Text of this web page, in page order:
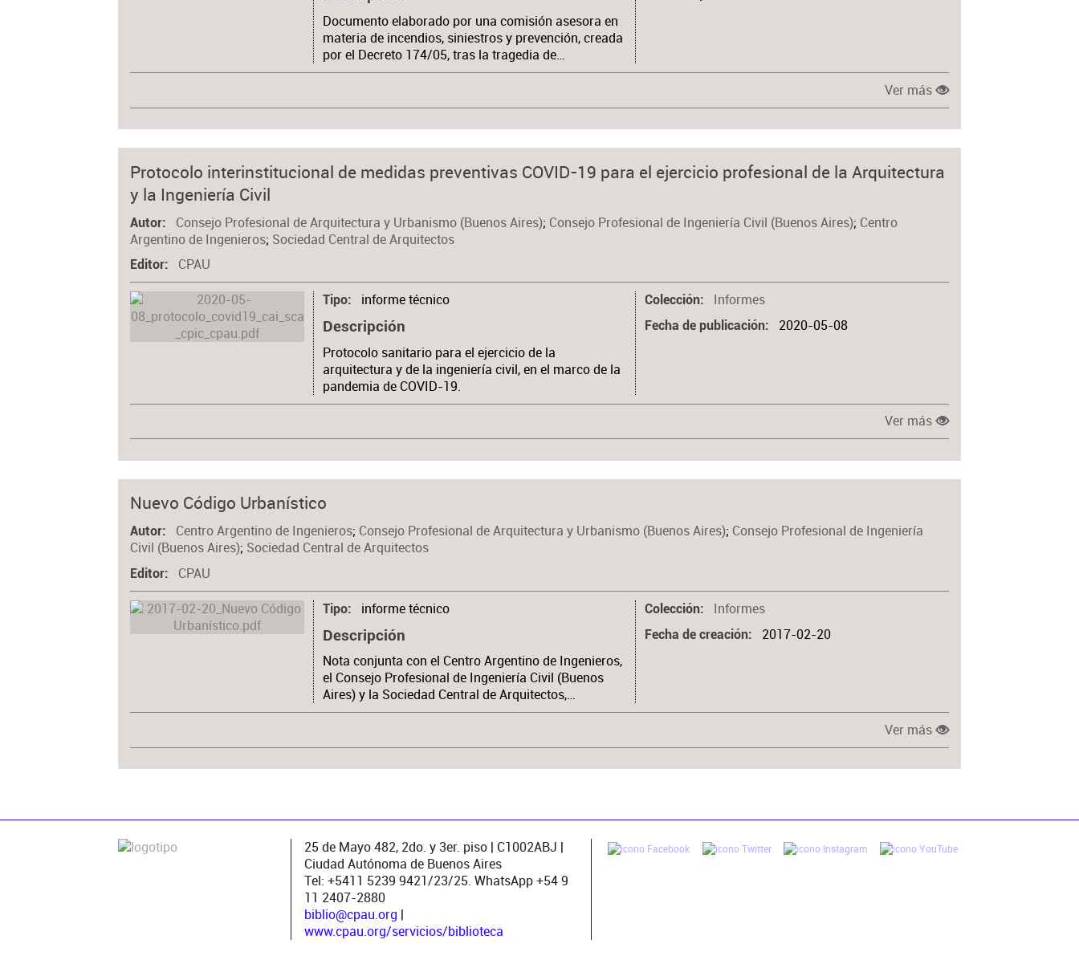
Documento elaborado por una comisión asesora en
materia de incendios, siniestros y prevención, creada
por el Decreto 174/05, tras la tragedia de…
Ver más
Protocolo interinstitucional de medidas preventivas COVID-19 para el ejercicio profesional de la Arquitectura
y la Ingeniería Civil
Autor Consejo Profesional de Arquitectura y Urbanismo (Buenos Aires); Consejo Profesional de Ingeniería Civil (Buenos Aires); Centro
Argentino de Ingenieros; Sociedad Central de Arquitectos
Editor CPAU
Tipo informe técnico
Descripción
Protocolo sanitario para el ejercicio de la
arquitectura y de la ingeniería civil, en el marco de la
pandemia de COVID-19.
Colección Informes
Fecha de publicación 2020-05-08
Ver más
Nuevo Código Urbanístico
Autor Centro Argentino de Ingenieros; Consejo Profesional de Arquitectura y Urbanismo (Buenos Aires); Consejo Profesional de Ingeniería
Civil (Buenos Aires); Sociedad Central de Arquitectos
Editor CPAU
Tipo informe técnico
Descripción
Nota conjunta con el Centro Argentino de Ingenieros,
el Consejo Profesional de Ingeniería Civil (Buenos
Aires) y la Sociedad Central de Arquitectos,…
Colección Informes
Fecha de creación 2017-02-20
Ver más
25 de Mayo 482, 2do. y 3er. piso | C1002ABJ |
Ciudad Autónoma de Buenos Aires
Tel: +5411 5239 9421/23/25. WhatsApp +54 9
11 2407-2880
biblio@cpau.org |
www.cpau.org/servicios/biblioteca